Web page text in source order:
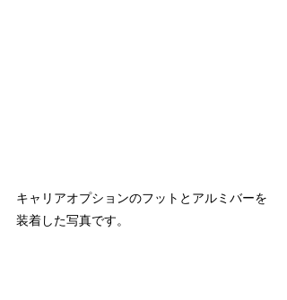
キャリアオプションのフットとアルミバーを
装着した写真です。